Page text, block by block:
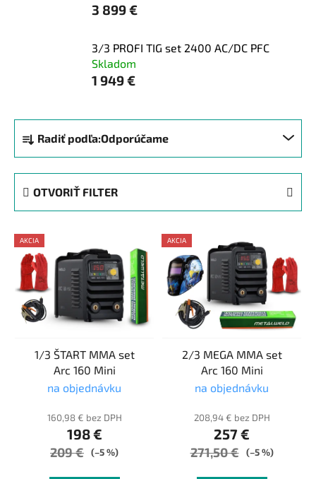
3 899 €
3/3 PROFI TIG set 2400 AC/DC PFC
Skladom
1 949 €
R
a
d
e
p
o
d
Radiť podľa:Odporúčame
OTVORIŤ FILTER
V
ý
p
i
s
AKCIA
1/3 ŠTART MMA set
Arc 160 Mini
na objednávku
160,98 € bez DPH
198 €
209 € (–5 %)
AKCIA
2/3 MEGA MMA set
Arc 160 Mini
na objednávku
208,94 € bez DPH
257 €
271,50 € (–5 %)